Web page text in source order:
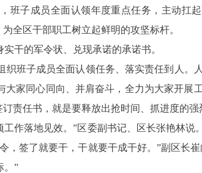
班子成员全面认领年度重点任务，主动扛
全区干部职工树立起鲜明的攻坚标杆。
干的军令状、兑现承诺的承诺书。
织班子成员全面认领任务、落实责任到人。
家同心同向、并肩奋斗，全力为大家开展
责任书，就是要释放出抢时间、抓进度的强
作落地见效。”区委副书记、区长张艳林说。
，签了就要干，干就要干成干好。”副区长
。”